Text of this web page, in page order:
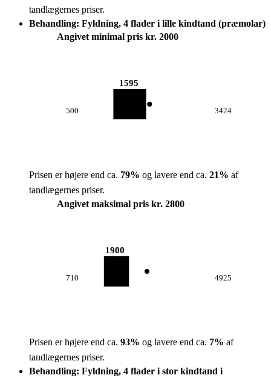
tandlægernes priser.
Behandling: Fyldning, 4 flader i lille kindtand (præmolar)
Angivet minimal pris kr. 2000
500
1595
3424
Prisen er højere end ca. 79% og lavere end ca. 21% af
tandlægernes priser.
Angivet maksimal pris kr. 2800
710
1900
4925
Prisen er højere end ca. 93% og lavere end ca. 7% af
tandlægernes priser.
Behandling: Fyldning, 4 flader i stor kindtand i